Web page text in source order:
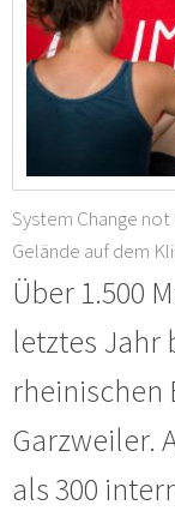
System Change
Gelände auf dem
Über 1.500
letztes Jahr
rheinischen
Garzweiler.
als 300